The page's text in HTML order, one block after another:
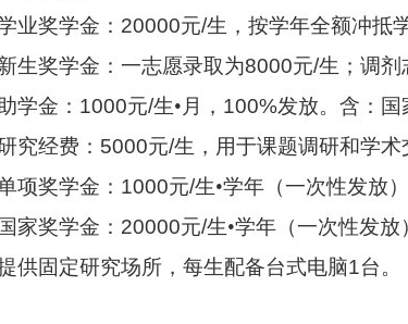
业奖学金： 20000元/生，按学年全额冲抵
生奖学金：一志愿录取为8000元/生；调剂
助学金： 1000元/生•月， 100%发放。含：国
究经费： 5000元/生，用于课题调研和学术
项奖学金： 1000元/生•学年（一次性发放
国家奖学金： 20000元/生•学年（一次性发
供固定研究场所，每生配备台式电脑1台。